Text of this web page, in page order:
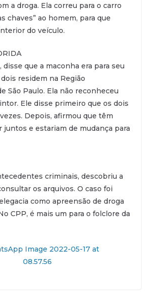
a droga. Ela correu para o carro
chaves” ao homem, para que
do veículo.
disse que a maconha era para seu
residem na Região
São Paulo. Ela não reconheceu
Ele disse primeiro que os dois
Depois, afirmou que têm
juntos e estariam de mudança para
criminais, descobriu a
os arquivos. O caso foi
como apreensão de droga
CPP, é mais um para o folclore da